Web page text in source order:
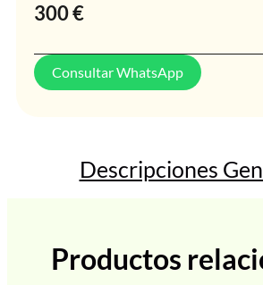
300€
Consultar WhatsApp
Descripciones
Productos